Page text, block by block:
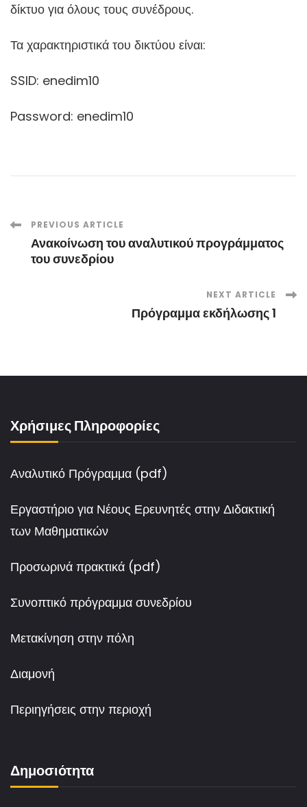
δίκτυο για όλους τους συνέδρους.
Τα χαρακτηριστικά του δικτύου είναι:
SSID: enedim10
Password: enedim10
Post
Navigation
PREVIOUS ARTICLE
Ανακοίνωση του αναλυτικού προγράμματος
του συνεδρίου
NEXT ARTICLE
Πρόγραμμα εκδήλωσης 1
Χρήσιμες Πληροφορίες
Αναλυτικό Πρόγραμμα (pdf)
Εργαστήριο για Νέους Ερευνητές στην Διδακτική
των Μαθηματικών
Προσωρινά πρακτικά (pdf)
Συνοπτικό πρόγραμμα συνεδρίου
Μετακίνηση στην πόλη
Διαμονή
Περιηγήσεις στην περιοχή
Δημοσιότητα